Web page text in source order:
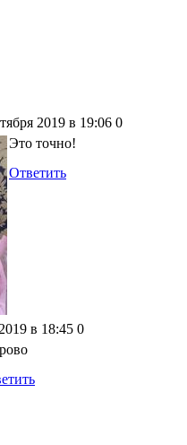
2019 в 19:06 0
Это точно!
Ответить
в 18:45 0